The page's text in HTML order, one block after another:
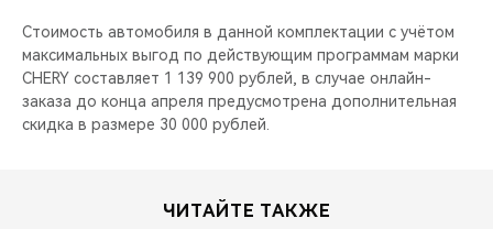
Стоимость автомобиля в данной комплектации с учётом
максимальных выгод по действующим программам марки
CHERY составляет 1 139 900 рублей, в случае онлайн-
заказа до конца апреля предусмотрена дополнительная
скидка в размере 30 000 рублей.
ЧИТАЙТЕ ТАКЖЕ